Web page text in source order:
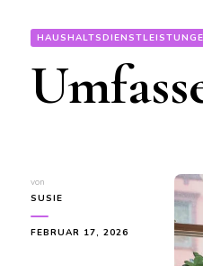
von
SUSIE
FEBRUAR 17, 2026